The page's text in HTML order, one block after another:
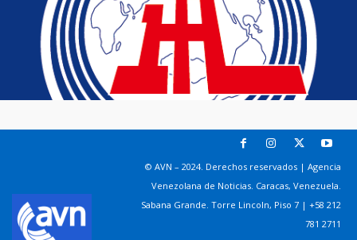
© AVN – 2024. Derechos reservados | Agencia
Venezolana de Noticias. Caracas, Venezuela.
Sabana Grande. Torre Lincoln, Piso 7 | +58 212
781 2711